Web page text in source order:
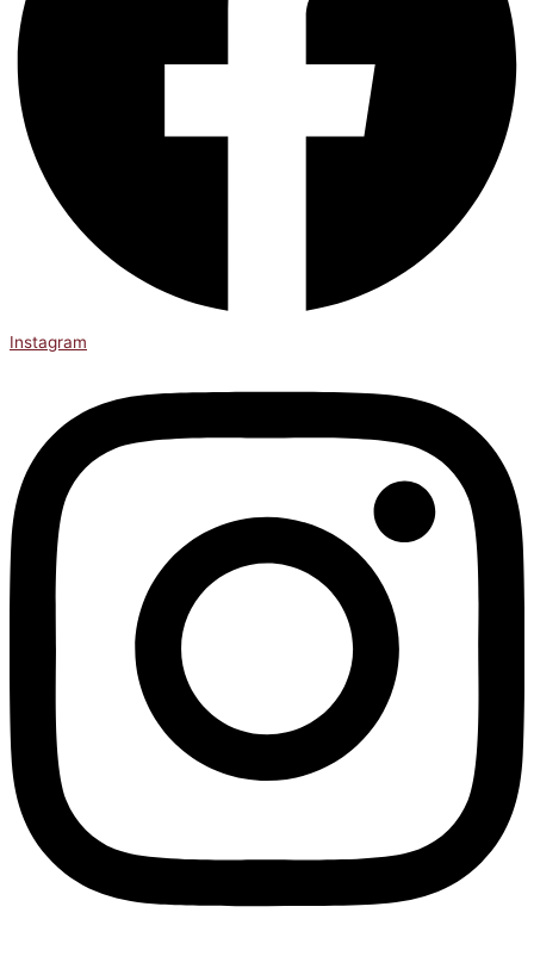
Instagram